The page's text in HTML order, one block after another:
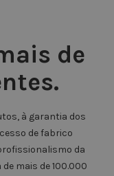
de
à garantia dos
de fabrico
da
mais de 100.000